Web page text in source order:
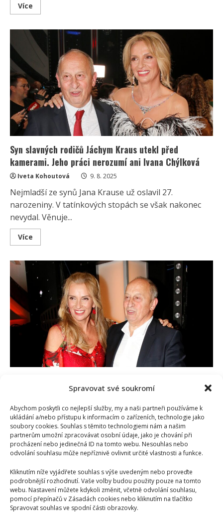
Spravovat své soukromí
Abychom poskytli co nejlepší služby, my a naši partneři používáme k
ukládání a/nebo přístupu k informacím o zařízeních, technologie jako
soubory cookies. Souhlas s těmito technologiemi nám a našim
partnerům umožní zpracovávat osobní údaje, jako je chování při
procházení nebo jedinečná ID na tomto webu. Nesouhlas nebo
odvolání souhlasu může nepříznivě ovlivnit určité vlastnosti a funkce.
Kliknutím níže vyjádřete souhlas s výše uvedeným nebo proveďte
podrobnější rozhodnutí. Vaše volby budou použity pouze na tomto
webu. Nastavení můžete kdykoli změnit, včetně odvolání souhlasu,
pomocí přepínačů v Zásadách cookies nebo kliknutím na tlačítko
Spravovat souhlas ve spodní části obrazovky.
Více
more
Ivany
Chýlkové:
Janem
Krausem
už
několik
let
žijí
odděleně.
Moderátor
se
Syn slavných rodičů Jáchym Kraus utekl před
kamerami. Jeho práci nerozumí ani Ivana Chýlková
Iveta Kohoutová 9. 8. 2025
Nejmladší ze synů Jana Krause už oslavil 27.
narozeniny. V tatínkových stopách se však nakonec
nevydal. Věnuje...
Více
more
slavných
Jáchym
utekl
před
kamerami.
Jeho
práci
nerozumí
Ivana
Chýlková
období. Zabrat jim dalo i seznámení a tajný syn
Iveta Kohoutová 29. 7. 2025
Jan Kraus a Ivana Chýlková toho během svého vztahu
ustáli mnoho. Bulvár je pravidelně rozvádí, dokonce
se...
Více Read
more
about
Kraus
a
Chýlková
museli